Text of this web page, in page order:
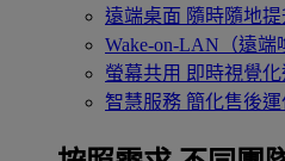
遠端桌面 隨時隨地
Wake-on-LAN（遠端
螢幕共用 即時視覺
智慧服務 簡化售後運